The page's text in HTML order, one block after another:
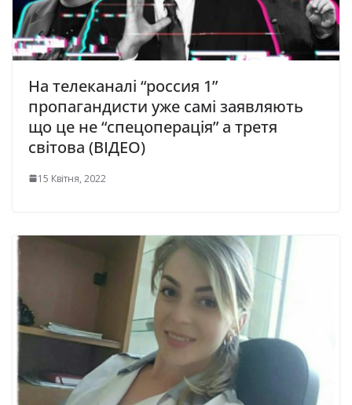
На телеканалі “россия 1”
пропагандисти уже самі заявляють
що це не “спецоперація” а третя
світова (ВІДЕО)
15 Квітня, 2022